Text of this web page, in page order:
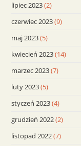
lipiec 2023(2)
czerwiec 2023(9)
maj 2023(5)
kwiecień 2023(14)
marzec 2023(7)
luty 2023(5)
styczeń 2023(4)
grudzień 2022(2)
listopad 2022(7)